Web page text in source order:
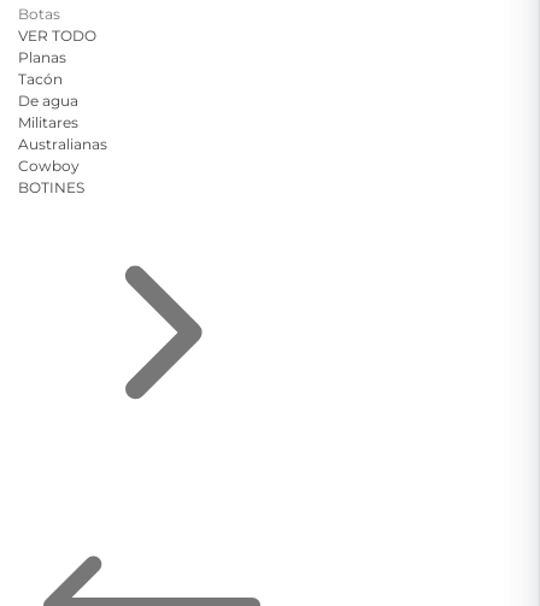
Botas
VER TODO
Planas
Tacón
De agua
Militares
Australianas
Cowboy
BOTINES